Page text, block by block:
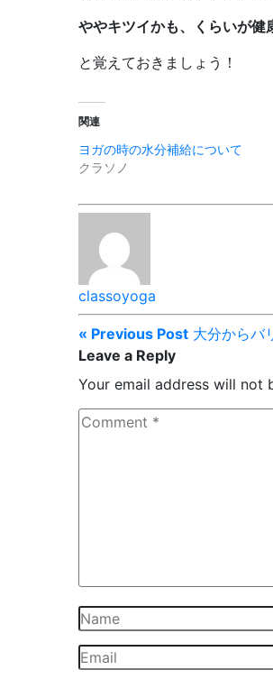
ややキツイかも、くらいが健
と覚えておきましょう！
関連
ヨガの時の水分補給について
クラソノ
classoyoga
« Previous Post 大分からバ
Leave a Reply
Your email address will not